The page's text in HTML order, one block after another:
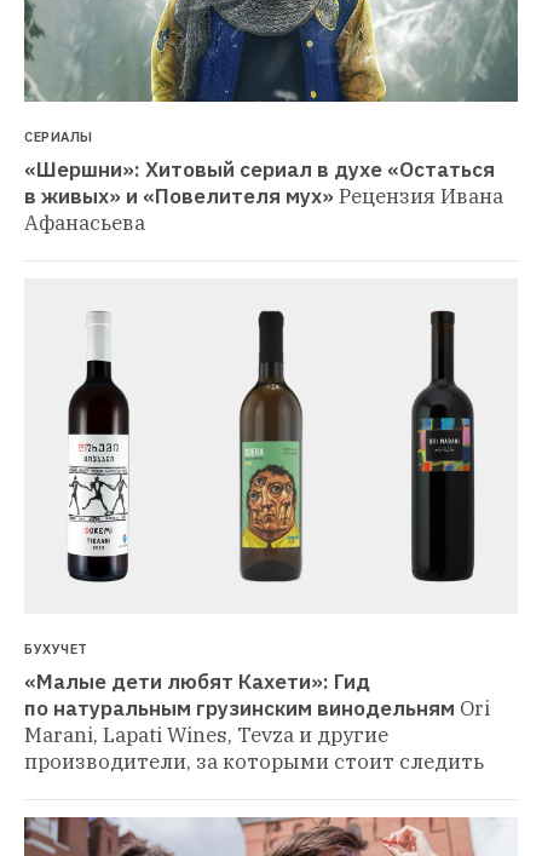
СЕРИАЛЫ
«Шершни»: Хитовый сериал в духе «Остаться
в живых» и «Повелителя мух» Рецензия Ивана
Афанасьева
БУХУЧЕТ
«Малые дети любят Кахети»: Гид
по натуральным грузинским винодельням Ori
Marani, Lapati Wines, Tevza и другие
производители, за которыми стоит следить